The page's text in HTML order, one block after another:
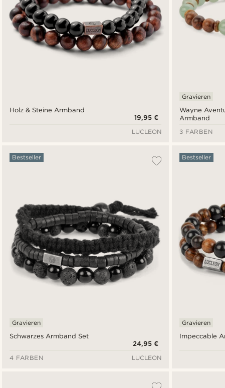
Holz & Steine Armband
19,95 €
LUCLEON
Wayne
Armband
Gravieren
3 FARBEN
Schwarzes Armband Set
Bestseller
Gravieren
24,95 €
4 FARBEN
LUCLEON
Impeccable
Bestseller
Gravieren